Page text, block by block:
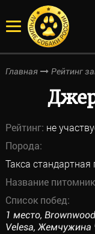
Главная Рейтинг
Рейтинг: не
Порода:
Такса
Название
Список побед:
1 место,
Velesa, Жемчужина